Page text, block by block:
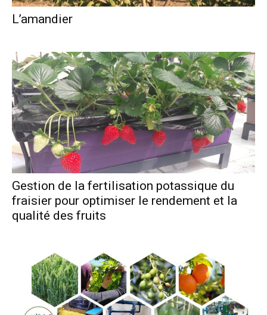
L’amandier
Gestion de la fertilisation potassique du
fraisier pour optimiser le rendement et la
qualité des fruits